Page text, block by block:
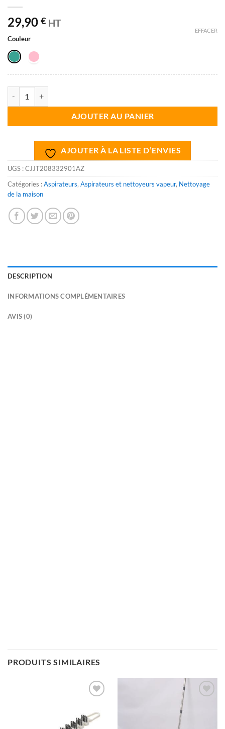
29,90 € HT
Couleur
EFFACER
AJOUTER AU PANIER
AJOUTER À LA LISTE D’ENVIES
UGS :CJJT208332901AZ
Catégories :Aspirateurs, Aspirateurs et nettoyeurs vapeur, Nettoyage
de la maison
DESCRIPTION
INFORMATIONS COMPLÉMENTAIRES
AVIS (0)
PRODUITS SIMILAIRES
À LA
LISTE
AJOUTER